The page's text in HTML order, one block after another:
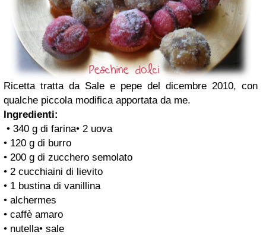
Ricetta tratta da Sale e pepe del dicembre 2010, con
qualche piccola modifica apportata da me.
Ingredienti:
• 340 g di farina• 2 uova
• 120 g di burro
• 200 g di zucchero semolato
• 2 cucchiaini di lievito
• 1 bustina di vanillina
• alchermes
• caffè amaro
• nutella• sale